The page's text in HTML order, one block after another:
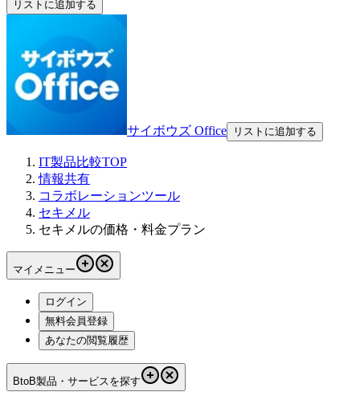
リストに追加する
サイボウズ Office リストに追加する
IT製品比較TOP
情報共有
コラボレーションツール
セキメル
セキメルの価格・料金プラン
マイメニュー
ログイン
無料会員登録
あなたの閲覧履歴
BtoB製品・サービスを探す